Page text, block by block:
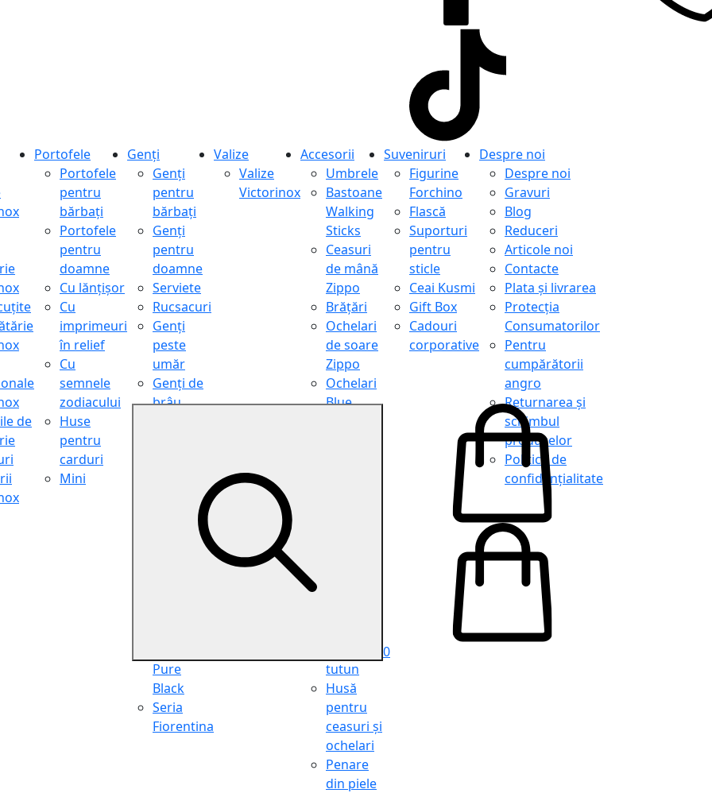
de
Portofele
Portofele
pentru
bărbați
Portofele
pentru
doamne
Cu lănțișor
Cu
imprimeuri
în relief
Cu
semnele
zodiacului
Huse
pentru
carduri
Mini
Genți
Genți
pentru
bărbați
Genți
pentru
doamne
Serviete
Rucsacuri
Genți
peste
umăr
Genți de
brâu
cosmetice
Pure
Black
Seria
Fiorentina
Valize
Valize
Victorinox
Accesorii
Umbrele
Bastoane
Walking
Sticks
Ceasuri
de mână
Zippo
Brățări
Ochelari
de soare
Zippo
Ochelari
Blue
tutun
Husă
pentru
ceasuri și
ochelari
Penare
din piele
Suveniruri
Figurine
Forchino
Flască
Suporturi
pentru
sticle
Ceai Kusmi
Gift Box
Cadouri
corporative
Despre noi
Despre noi
Gravuri
Blog
Reduceri
Articole noi
Contacte
Plata și livrarea
Protecţia
Consumatorilor
Pentru
cumpărătorii
angro
Returnarea și
schimbul
produselor
Politica de
confidențialitate
0